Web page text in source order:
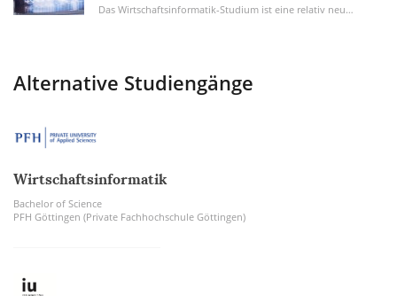
Das Wirtschaftsinformatik-Studium ist eine relativ neue Disziplin, die aber aus unserer...
Alternative Studiengänge
Wirtschaftsinformatik
Bachelor of Science
PFH Göttingen (Private Fachhochschule Göttingen)